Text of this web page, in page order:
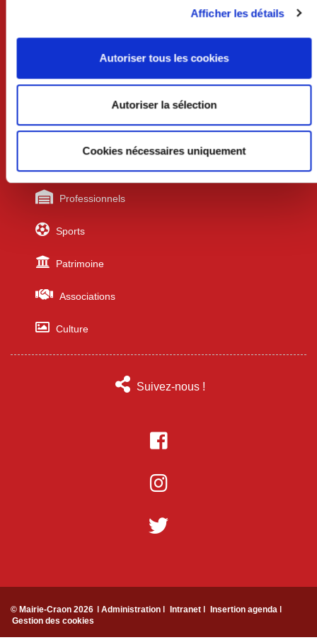
Afficher les détails
Autoriser tous les cookies
Autoriser la sélection
Cookies nécessaires uniquement
Lundi au mercredi 8h30-12h et 13h30-17h30
Vendredi 8h30-12h et 13h30-17h
Liens utiles
Urbanisme
Professionnels
Sports
Patrimoine
Associations
Culture
Suivez-nous !
© Mairie-Craon 2026 ǀ Administration ǀ Intranet ǀ Insertion agenda ǀ
Gestion des cookies